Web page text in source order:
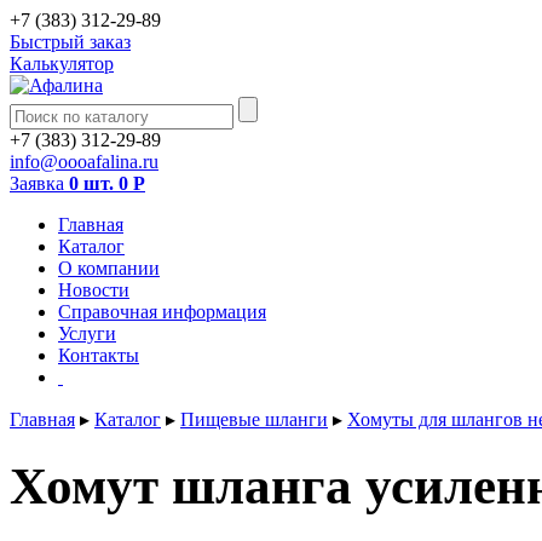
+7 (383) 312-29-89
Быстрый заказ
Калькулятор
+7 (383) 312-29-89
info@oooafalina.ru
Заявка 0 шт. 0 Р
Главная
Каталог
О компании
Новости
Справочная информация
Услуги
Контакты
Главная ▸ Каталог ▸ Пищевые шланги ▸ Хомуты для шлангов
Хомут шланга